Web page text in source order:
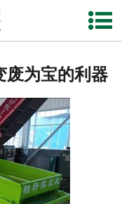
资质荣誉
新闻中心
厂房设备
废为宝的利器